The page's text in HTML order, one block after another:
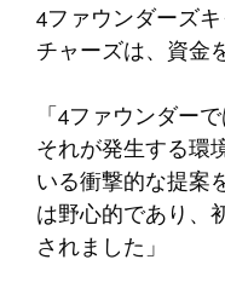
4ファウンダーズ
チャーズは、資金
「4ファウンダー
それが発生する環
いる衝撃的な提案
は野心的であり、
されました」